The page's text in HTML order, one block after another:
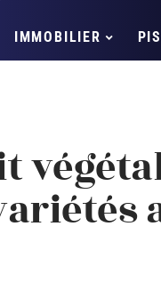
IMMOBILIER